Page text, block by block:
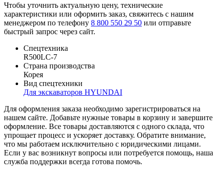
Чтобы уточнить актуальную цену, технические
характеристики или оформить заказ, свяжитесь с нашим
менеджером по телефону 8 800 550 29 50 или отправьте
быстрый запрос через сайт.
Спецтехника
R500LC-7
Страна производства
Корея
Вид спецтехники
Для экскаваторов HYUNDAI
Для оформления заказа необходимо зарегистрироваться на
нашем сайте. Добавьте нужные товары в корзину и завершите
оформление. Все товары доставляются с одного склада, что
упрощает процесс и ускоряет доставку. Обратите внимание,
что мы работаем исключительно с юридическими лицами.
Если у вас возникнут вопросы или потребуется помощь, наша
служба поддержки всегда готова помочь.